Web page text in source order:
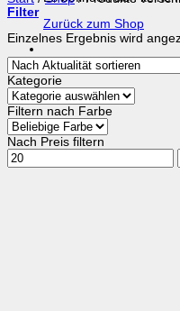
Zurück zum Shop
Filter
Einzelnes Ergebnis wird
Kategorie
Filtern nach Farbe
Nach Preis filtern
Min.
Preis